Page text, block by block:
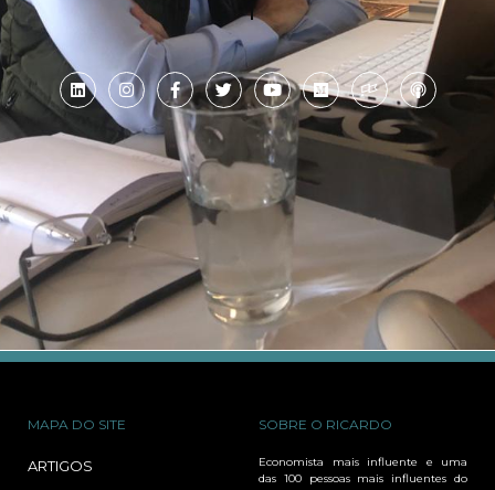
MAPA DO SITE
ARTIGOS
SOBRE O RICARDO
Economista mais influente e uma
das 100 pessoas mais influentes do